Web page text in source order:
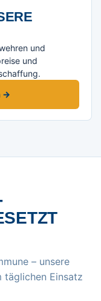
M
und
und
→
– unsere
täglichen Einsatz